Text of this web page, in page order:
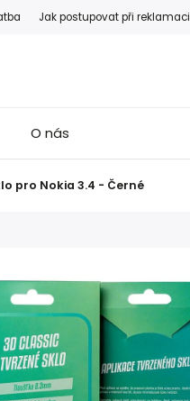
Jak postupovat při reklamaci
O nás
pro Nokia 3.4 - Černé